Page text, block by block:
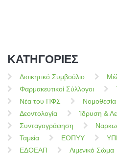
ΚΑΤΗΓΟΡΙΕΣ
Διοικητικό Συμβούλιο
Φαρμακευτικοί Σύλλογοι
Νέα του ΠΦΣ
Νομοθεσία
Δεοντολογία
Ίδρυση &
Συνταγογράφηση
Ταμεία
ΕΟΠΥΥ
ΕΔΟΕΑΠ
Λιμενικό Σώμα